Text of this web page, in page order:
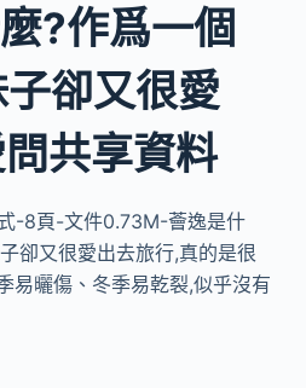
?作爲一個
卻又很愛
共享資料
-8頁-文件0.73M-薈逸是什
卻又很愛出去旅行,真的是很
易曬傷、冬季易乾裂,似乎沒有